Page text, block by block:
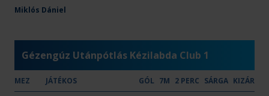
OTP Bank-PICK Szeged II.
Miklós Dániel
Gézengúz Utánpótlás Kézilabda Club 1
MEZ JÁTÉKOS GÓL 7M 2 PERC SÁRGA KIZÁR